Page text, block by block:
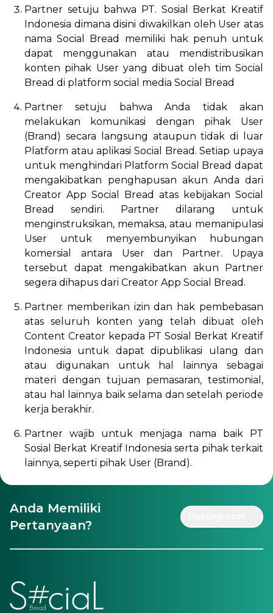
Partner setuju bahwa PT. Sosial Berkat Kreatif
Indonesia dimana disini diwakilkan oleh User atas
nama Social Bread memiliki hak penuh untuk
dapat menggunakan atau mendistribusikan
konten pihak User yang dibuat oleh tim Social
Bread di platform social media Social Bread
Partner setuju bahwa Anda tidak akan
melakukan komunikasi dengan pihak User
(Brand) secara langsung ataupun tidak di luar
Platform atau aplikasi Social Bread. Setiap upaya
untuk menghindari Platform Social Bread dapat
mengakibatkan penghapusan akun Anda dari
Creator App Social Bread atas kebijakan Social
Bread sendiri. Partner dilarang untuk
menginstruksikan, memaksa, atau memanipulasi
User untuk menyembunyikan hubungan
komersial antara User dan Partner. Upaya
tersebut dapat mengakibatkan akun Partner
segera dihapus dari Creator App Social Bread.
Partner memberikan izin dan hak pembebasan
atas seluruh konten yang telah dibuat oleh
Content Creator kepada PT Sosial Berkat Kreatif
Indonesia untuk dapat dipublikasi ulang dan
atau digunakan untuk hal lainnya sebagai
materi dengan tujuan pemasaran, testimonial,
atau hal lainnya baik selama dan setelah periode
kerja berakhir.
Partner wajib untuk menjaga nama baik PT
Sosial Berkat Kreatif Indonesia serta pihak terkait
lainnya, seperti pihak User (Brand).
Anda Memiliki
Pertanyaan?